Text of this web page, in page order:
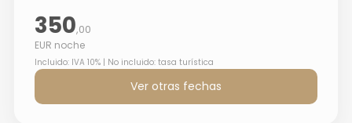
350,00
EUR noche
Incluido: IVA 10% | No incluido: tasa turística
Ver otras fechas